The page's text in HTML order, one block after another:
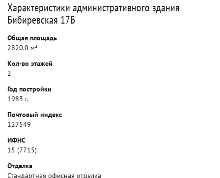
Характеристики административного здания
Бибиревская 17Б
Общая площадь
2820.0 м²
Кол-во этажей
2
Год постройки
1983 г.
Почтовый индекс
127549
ИФНС
15 (7715)
Отделка
Стандартная офисная отделка